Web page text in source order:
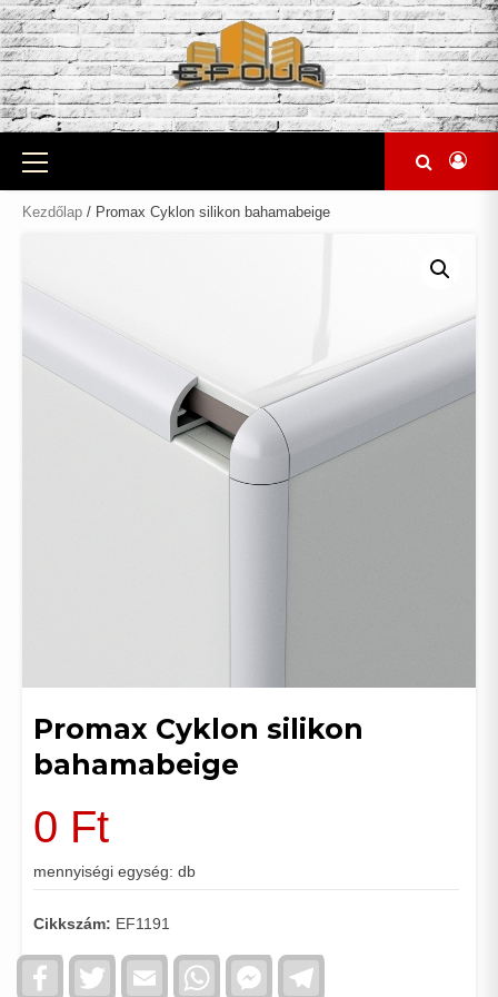
Skip
to
content
Primary
Menu
Kezdőlap / Promax Cyklon silikon bahamabeige
Promax Cyklon silikon
bahamabeige
0 Ft
mennyiségi egység: db
Cikkszám: EF1191
FacebookTwitter Email WhatsAppFacebook
Messenger